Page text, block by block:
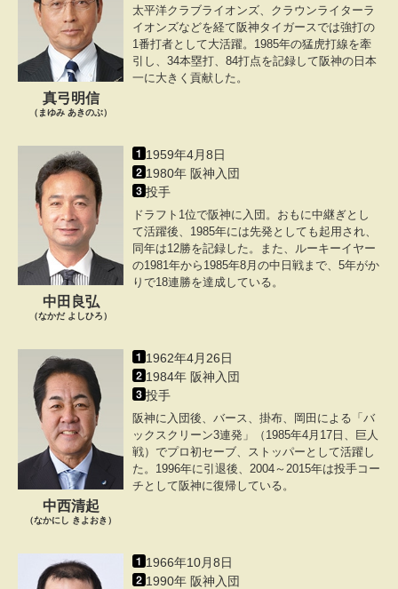
真弓明信
（まゆみ あきのぶ）
太平洋クラブライオンズ、クラウンライターラ
イオンズなどを経て阪神タイガースでは強打の
1番打者として大活躍。1985年の猛虎打線を牽
引し、34本塁打、84打点を記録して阪神の日本
一に大きく貢献した。
中田良弘
（なかだ よしひろ）
1959年4月8日
1980年 阪神入団
投手
ドラフト1位で阪神に入団。おもに中継ぎとし
て活躍後、1985年には先発としても起用され、
同年は12勝を記録した。また、ルーキーイヤー
の1981年から1985年8月の中日戦まで、5年がか
りで18連勝を達成している。
中西清起
（なかにし きよおき）
1962年4月26日
1984年 阪神入団
投手
阪神に入団後、バース、掛布、岡田による「バ
ックスクリーン3連発」（1985年4月17日、巨人
戦）でプロ初セーブ、ストッパーとして活躍し
た。1996年に引退後、2004～2015年は投手コー
チとして阪神に復帰している。
1966年10月8日
1990年 阪神入団